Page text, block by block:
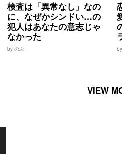
検査は「異常なし」なの
に、なぜかシンドい…の
犯人はあなたの意志じゃ
なかった
by のぶ
VIEW